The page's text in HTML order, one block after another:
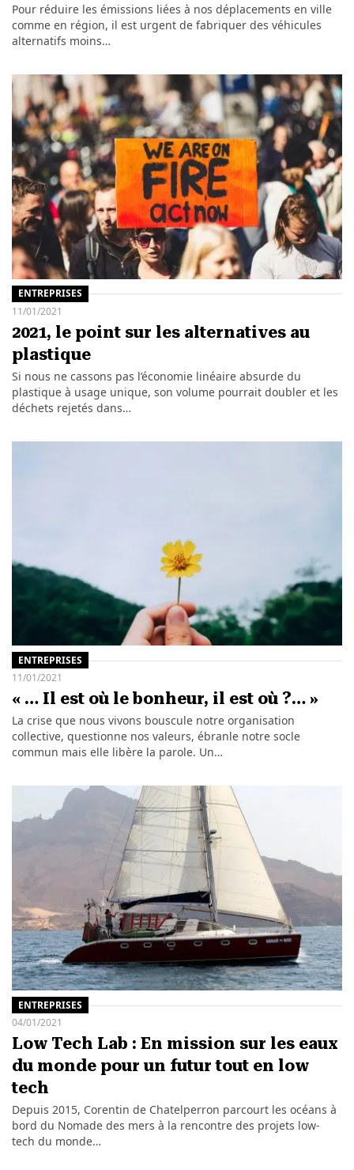
Pour réduire les émissions liées à nos déplacements en ville
comme en région, il est urgent de fabriquer des véhicules
alternatifs moins…
ENTREPRISES
11/01/2021
2021, le point sur les alternatives au
plastique
Si nous ne cassons pas l’économie linéaire absurde du
plastique à usage unique, son volume pourrait doubler et les
déchets rejetés dans…
ENTREPRISES
11/01/2021
« … Il est où le bonheur, il est où ?… »
La crise que nous vivons bouscule notre organisation
collective, questionne nos valeurs, ébranle notre socle
commun mais elle libère la parole. Un…
ENTREPRISES
04/01/2021
Low Tech Lab : En mission sur les eaux
du monde pour un futur tout en low
tech
Depuis 2015, Corentin de Chatelperron parcourt les océans à
bord du Nomade des mers à la rencontre des projets low-
tech du monde…